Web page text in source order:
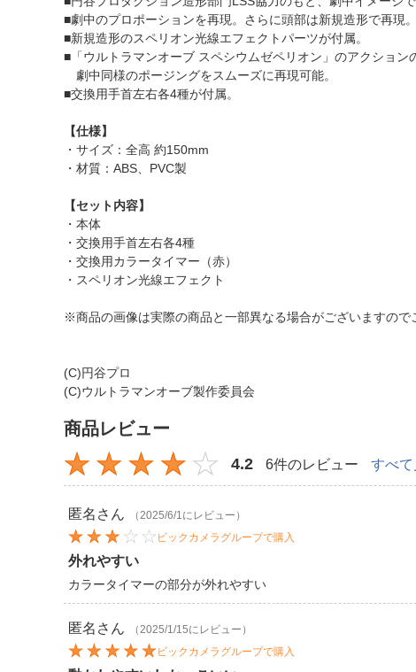
■劇中のプロポーションを再現。さらに頭部は新規造形で再現。
■新規造形のスペリオン光線エフェクトパーツが付属。
■「ウルトラマンオーブ スペシウムゼペリオン」のアクション
劇中同様のポージングをスムーズに再現可能。
■交換用手首左右各4種が付属。
【仕様】
・サイズ：全高 約150mm
・材質：ABS、PVC製
【セット内容】
・本体
・交換用手首左右各4種
・交換用カラータイマー（赤）
・スペリオン光線エフェクト
※商品の画像は実際の商品と一部異なる場合がございますので
(C)円谷プロ
(C)ウルトラマンオーブ製作委員会
商品レビュー
4.2 6件のレビュー すべて
匿名 さん
（2025/6/1にレビュー）
ビックカメラグループで購入
外れやすい
カラータイマーの部分が外れやすい
匿名 さん
（2025/1/15にレビュー）
ビックカメラグループで購入